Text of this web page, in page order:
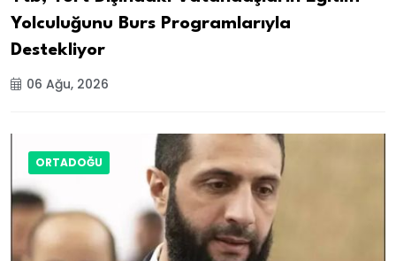
Yolculuğunu Burs Programlarıyla
Destekliyor
06 Ağu, 2026
ORTADOĞU